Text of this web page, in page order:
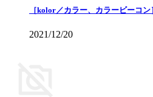
［kolor／カラー、カラービーコ
2021/12/20